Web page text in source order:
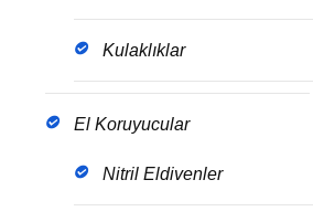
Kulaklıklar
El Koruyucular
Nitril Eldivenler